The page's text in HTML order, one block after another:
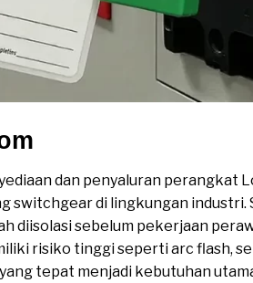
dan penyaluran perangkat
switchgear di lingkungan industri.
diisolasi sebelum pekerjaan
risiko tinggi seperti arc flash,
tepat menjadi kebutuhan